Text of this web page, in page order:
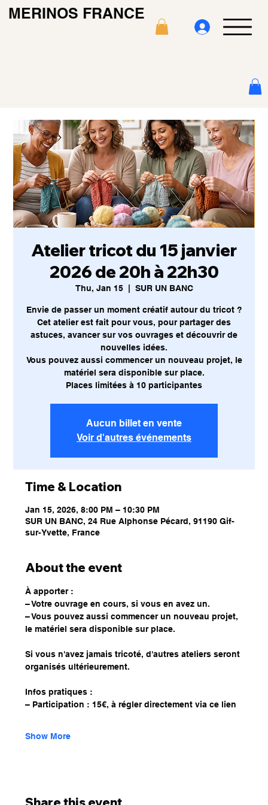
MERINOS FRANCE
Atelier tricot du 15 janvier
2026 de 20h à 22h30
Thu, Jan 15
  |
SUR UN BANC
Envie de passer un moment créatif autour du tricot ?
Cet atelier est fait pour vous, pour partager des
astuces, avancer sur vos ouvrages et découvrir de
nouvelles idées.
Vous pouvez aussi commencer un nouveau projet, le
matériel sera disponible sur place.
Places limitées à 10 participantes
Aucun billet en vente
Voir d'autres événements
Time & Location
Jan 15, 2026, 8:00 PM – 10:30 PM
SUR UN BANC, 24 Rue Alphonse Pécard, 91190 Gif-
sur-Yvette, France
About the event
À apporter :
– Votre ouvrage en cours, si vous en avez un.
– Vous pouvez aussi commencer un nouveau projet,
le matériel sera disponible sur place.
Si vous n'avez jamais tricoté, d'autres ateliers seront
organisés ultérieurement.
Infos pratiques :
– Participation : 15€, à régler directement via ce lien
Show More